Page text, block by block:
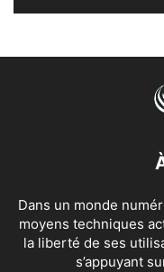
Dans un monde
moyens techniques
la liberté de ses
s’appuyant